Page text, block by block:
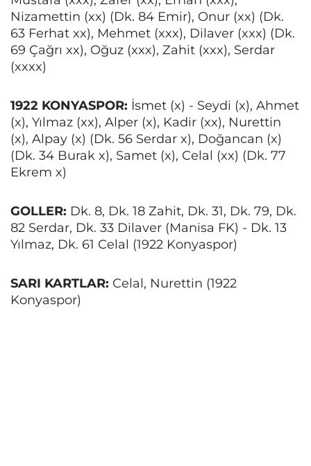
Nizamettin (xx) (Dk. 84 Emir), Onur (xx) (Dk.
63 Ferhat xx), Mehmet (xxx), Dilaver (xxx) (Dk.
69 Çağrı xx), Oğuz (xxx), Zahit (xxx), Serdar
(xxxx)
1922 KONYASPOR: İsmet (x) - Seydi (x), Ahmet
(x), Yılmaz (xx), Alper (x), Kadir (xx), Nurettin
(x), Alpay (x) (Dk. 56 Serdar x), Doğancan (x)
(Dk. 34 Burak x), Samet (x), Celal (xx) (Dk. 77
Ekrem x)
GOLLER: Dk. 8, Dk. 18 Zahit, Dk. 31, Dk. 79, Dk.
82 Serdar, Dk. 33 Dilaver (Manisa FK) - Dk. 13
Yılmaz, Dk. 61 Celal (1922 Konyaspor)
SARI KARTLAR: Celal, Nurettin (1922
Konyaspor)